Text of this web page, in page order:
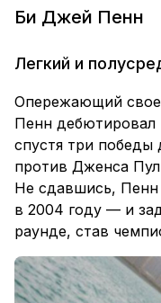
Би Джей Пенн
Легкий и
Опережающий
Пенн дебютировал
спустя три победы
против Дженса
Не сдавшись, Пенн
в 2004 году — и
раунде, став